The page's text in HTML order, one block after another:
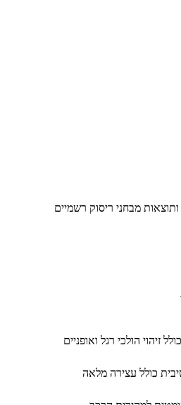
מבחני ריסוק רשמיים